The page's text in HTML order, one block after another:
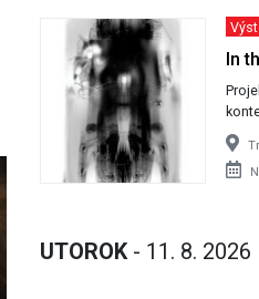
In
UTOROK - 11. 8. 2026